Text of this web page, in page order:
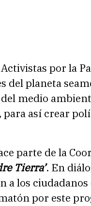
por la
del planeta
medio
para así crear
parte de la
Tierra’. En
a los
por este